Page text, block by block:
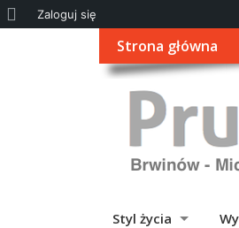
Strona główna
Styl życia
Zaloguj się